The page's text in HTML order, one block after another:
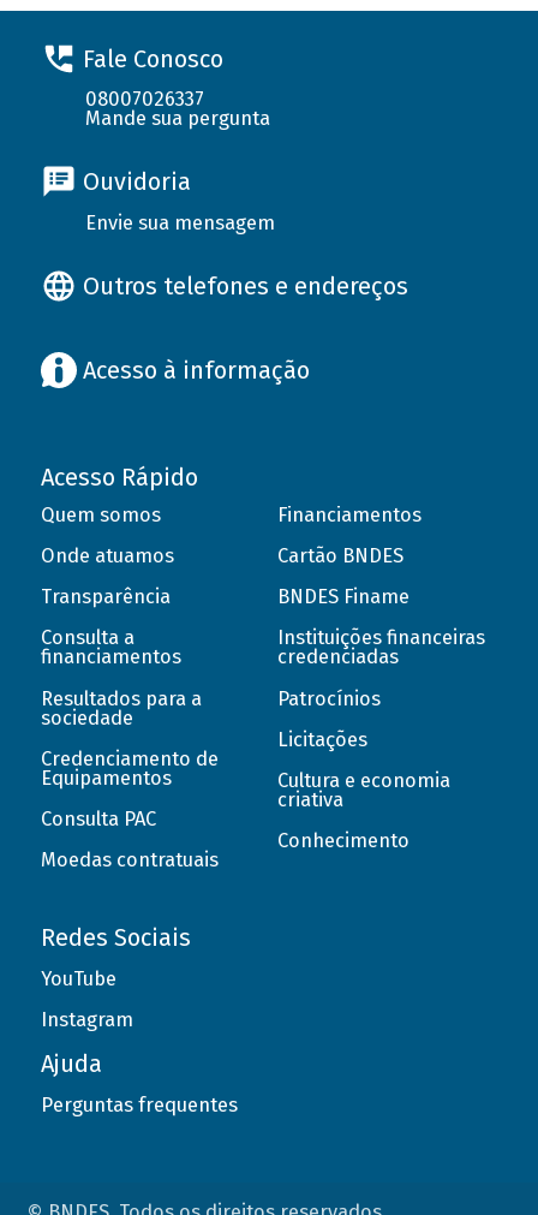
Fale Conosco
08007026337
Mande sua pergunta
Ouvidoria
Envie sua mensagem
Outros telefones e endereços
Acesso à informação
Acesso Rápido
Quem somos
Onde atuamos
Transparência
Consulta a
financiamentos
Resultados para a
sociedade
Credenciamento de
Equipamentos
Consulta PAC
Moedas contratuais
Financiamentos
Cartão BNDES
BNDES Finame
Instituições financeiras
credenciadas
Patrocínios
Licitações
Cultura e economia
criativa
Conhecimento
Redes Sociais
YouTube
Instagram
Ajuda
Perguntas frequentes